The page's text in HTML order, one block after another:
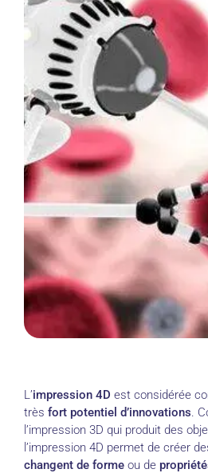
L’impression 4D est considérée
très fort potentiel d’innovations.
l’impression 3D qui produit des
l’impression 4D permet de créer
changent de forme ou de